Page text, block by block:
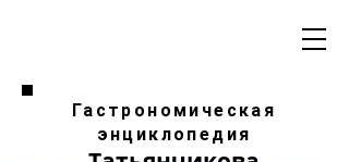
Гастрономическая
энциклопедия